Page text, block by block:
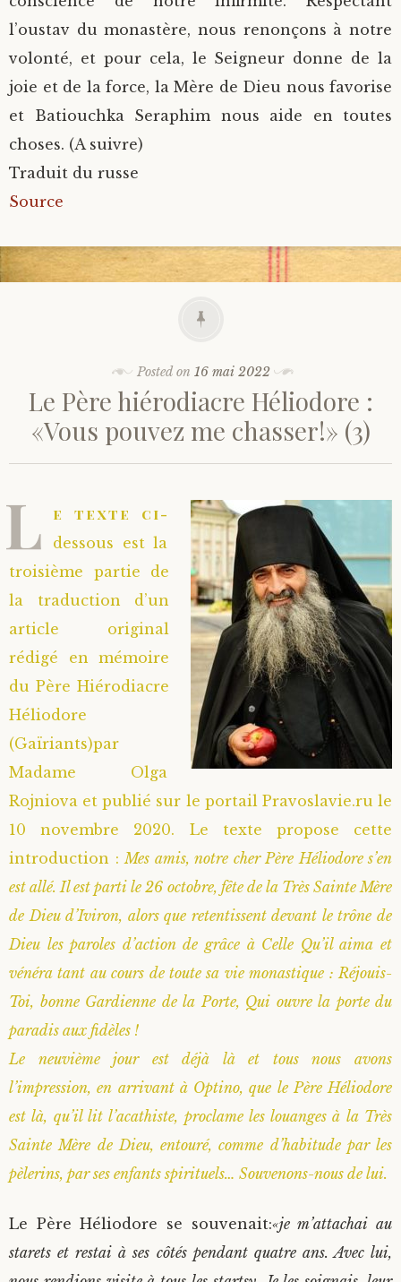
l’oustav du monastère, nous renonçons à notre
volonté, et pour cela, le Seigneur donne de la
joie et de la force, la Mère de Dieu nous favorise
et Batiouchka Seraphim nous aide en toutes
choses. (A suivre)
Traduit du russe
Source
Posted on 16 mai 2022
Le Père hiérodiacre Héliodore :
«Vous pouvez me chasser!» (3)
L e texte ci-
dessous est la
troisième partie de
la traduction d’un
article original
rédigé en mémoire
du Père Hiérodiacre
Héliodore
(Gaïriants)par
Madame Olga
Rojniova et publié sur le portail Pravoslavie.ru le
10 novembre 2020. Le texte propose cette
introduction : Mes amis, notre cher Père Héliodore s’en
est allé. Il est parti le 26 octobre, fête de la Très Sainte Mère
de Dieu d’Iviron, alors que retentissent devant le trône de
Dieu les paroles d’action de grâce à Celle Qu’il aima et
vénéra tant au cours de toute sa vie monastique : Réjouis-
Toi, bonne Gardienne de la Porte, Qui ouvre la porte du
paradis aux fidèles !
Le neuvième jour est déjà là et tous nous avons
l’impression, en arrivant à Optino, que le Père Héliodore
est là, qu’il lit l’acathiste, proclame les louanges à la Très
Sainte Mère de Dieu, entouré, comme d’habitude par les
pèlerins, par ses enfants spirituels… Souvenons-nous de lui.
Le Père Héliodore se souvenait:«je m’attachai au
starets et restai à ses côtés pendant quatre ans. Avec lui,